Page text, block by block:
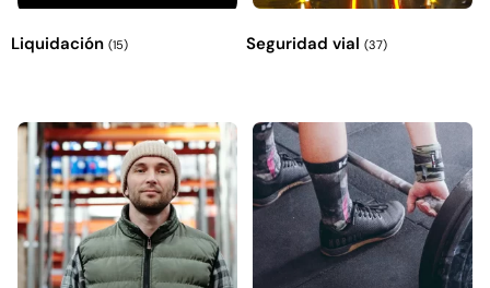
Liquidación (15) Seguridad vial (37)